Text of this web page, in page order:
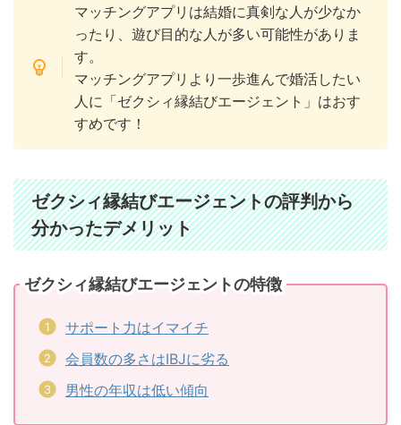
マッチングアプリは結婚に真剣な人が少なか
ったり、遊び目的な人が多い可能性がありま
す。
マッチングアプリより一歩進んで婚活したい
人に「ゼクシィ縁結びエージェント」はおす
すめです！
ゼクシィ縁結びエージェントの評判から
分かったデメリット
ゼクシィ縁結びエージェントの特徴
サポート力はイマイチ
会員数の多さはIBJに劣る
男性の年収は低い傾向